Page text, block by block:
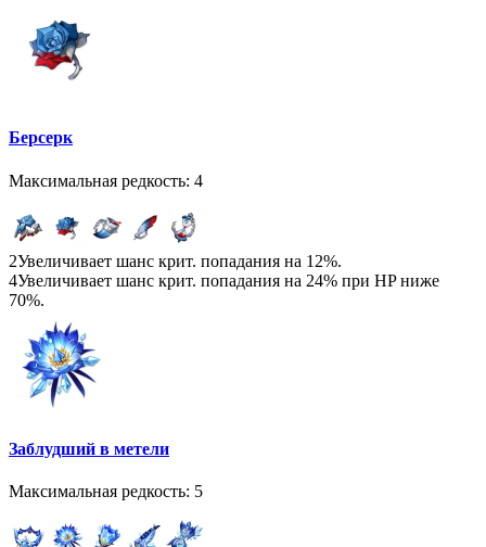
Берсерк
Максимальная редкость: 4
2Увеличивает шанс крит. попадания на 12%.
4Увеличивает шанс крит. попадания на 24% при HP ниже
70%.
Заблудший в метели
Максимальная редкость: 5